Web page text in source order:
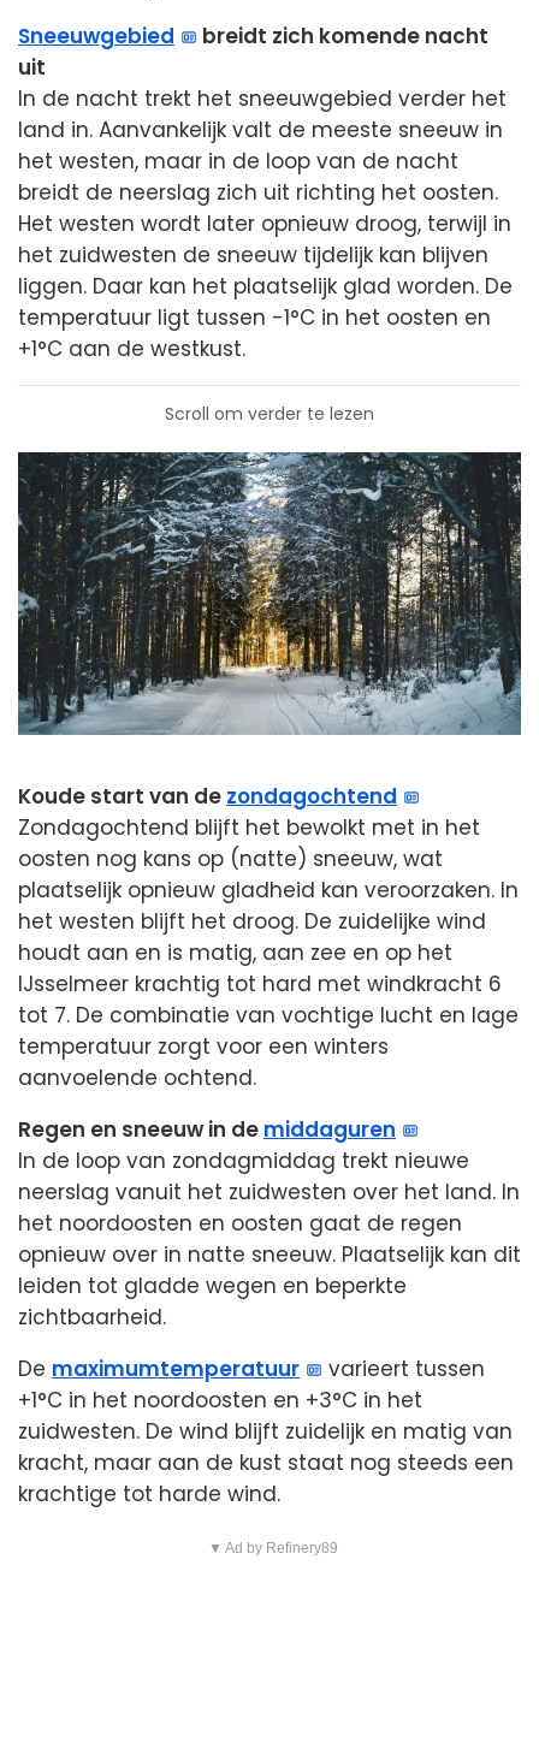
Sneeuwgebied
breidt zich komende nacht
uit
In de nacht trekt het sneeuwgebied verder het
land in. Aanvankelijk valt de meeste sneeuw in
het westen, maar in de loop van de nacht
breidt de neerslag zich uit richting het oosten.
Het westen wordt later opnieuw droog, terwijl in
het zuidwesten de sneeuw tijdelijk kan blijven
liggen. Daar kan het plaatselijk glad worden. De
temperatuur ligt tussen -1°C in het oosten en
+1°C aan de westkust.
Scroll om verder te lezen
Koude start van de zondagochtend
Zondagochtend blijft het bewolkt met in het
oosten nog kans op (natte) sneeuw, wat
plaatselijk opnieuw gladheid kan veroorzaken. In
het westen blijft het droog. De zuidelijke wind
houdt aan en is matig, aan zee en op het
IJsselmeer krachtig tot hard met windkracht 6
tot 7. De combinatie van vochtige lucht en lage
temperatuur zorgt voor een winters
aanvoelende ochtend.
Regen en sneeuw in de middaguren
In de loop van zondagmiddag trekt nieuwe
neerslag vanuit het zuidwesten over het land. In
het noordoosten en oosten gaat de regen
opnieuw over in natte sneeuw. Plaatselijk kan dit
leiden tot gladde wegen en beperkte
zichtbaarheid.
De maximumtemperatuur
varieert tussen
+1°C in het noordoosten en +3°C in het
zuidwesten. De wind blijft zuidelijk en matig van
kracht, maar aan de kust staat nog steeds een
krachtige tot harde wind.
▼ Ad by Refinery89